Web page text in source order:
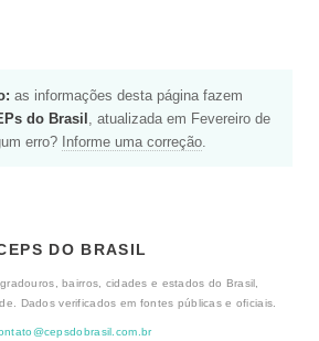
as informações desta página fazem
do Brasil , atualizada em Fevereiro de
erro? Informe uma correção
DO BRASIL
bairros, cidades e estados do Brasil,
Dados verificados em fontes públicas e oficiais.